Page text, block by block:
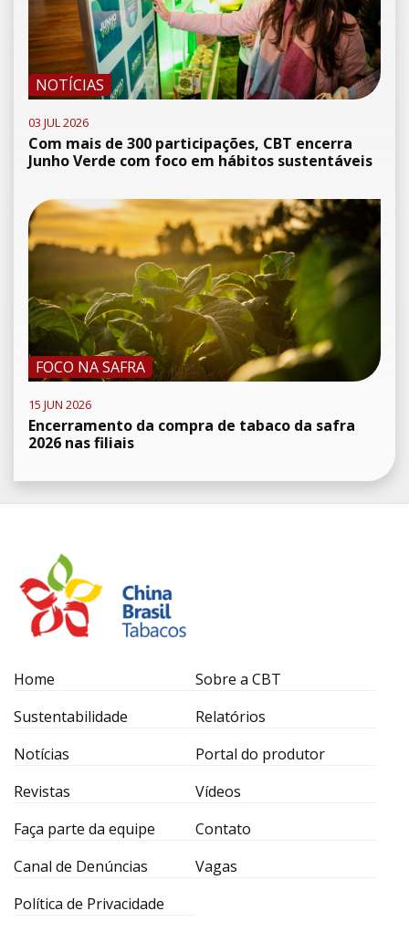
NOTÍCIAS
03 JUL 2026
Com mais de 300 participações, CBT encerra
Junho Verde com foco em hábitos sustentáveis
FOCO NA SAFRA
15 JUN 2026
Encerramento da compra de tabaco da safra
2026 nas filiais
Home
Sobre a CBT
Sustentabilidade
Relatórios
Notícias
Portal do produtor
Revistas
Vídeos
Faça parte da equipe
Contato
Canal de Denúncias
Vagas
Política de Privacidade